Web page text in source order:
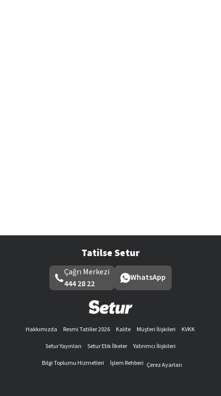
Tatilse Setur
Çağrı Merkezi
444 28 22
WhatsApp
Hakkımızda Resmi Tatiller 2026 Kalite Müşteri İlişkileri
KVKK
Setur Yayınları
Setur Etik İlkeler
Yatırımcı İlişkileri
Bilgi Toplumu Hizmetleri
İşlem Rehberi Çerez Ayarları